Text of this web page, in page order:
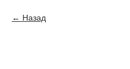
Назад